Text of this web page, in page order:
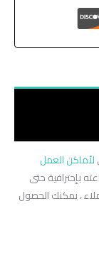
لأماكن العمل
بإحترافية حتى
، يمكنك الحصول